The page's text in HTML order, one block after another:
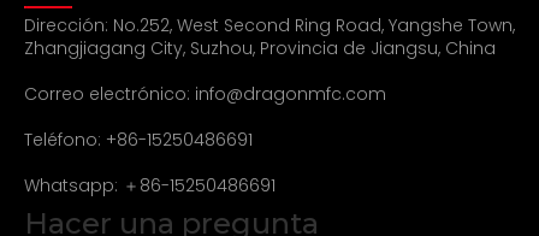
Dirección: No.252, West Second Ring Road, Yangshe Town,
Zhangjiagang City, Suzhou, Provincia de Jiangsu, China
Correo electrónico: info@dragonmfc.com
Teléfono: +86-15250486691
Whatsapp: ＋86-15250486691
Hacer una pregunta